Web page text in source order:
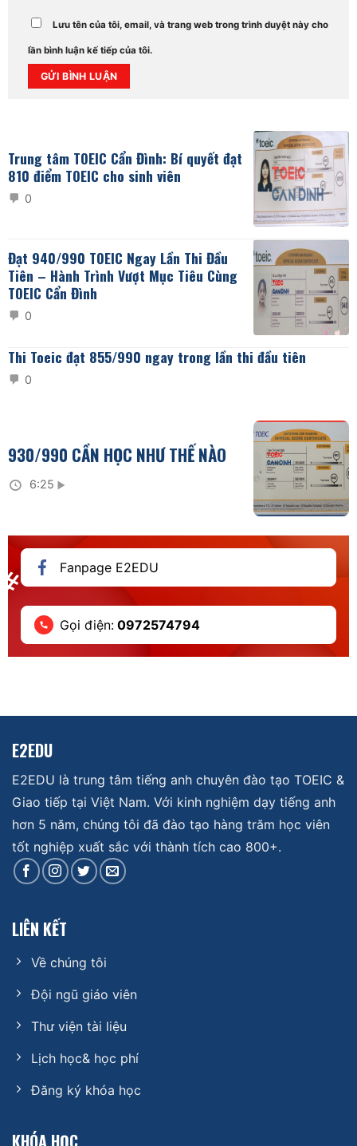
Lưu tên của tôi, email, và trang web trong trình duyệt này cho
lần bình luận kế tiếp của tôi.
Trung tâm TOEIC Cẩn Đình: Bí quyết đạt
810 điểm TOEIC cho sinh viên
0
Đạt 940/990 TOEIC Ngay Lần Thi Đầu
Tiên – Hành Trình Vượt Mục Tiêu Cùng
TOEIC Cẩn Đình
0
Thi Toeic đạt 855/990 ngay trong lần thi đầu tiên
0
930/990 CẦN HỌC NHƯ THẾ NÀO
6:25
Fanpage E2EDU
Gọi điện: 0972574794
E2EDU
E2EDU là trung tâm tiếng anh chuyên đào tạo TOEIC &
Giao tiếp tại Việt Nam. Với kinh nghiệm dạy tiếng anh
hơn 5 năm, chúng tôi đã đào tạo hàng trăm học viên
tốt nghiệp xuất sắc với thành tích cao 800+.
LIÊN KẾT
Về chúng tôi
Đội ngũ giáo viên
Thư viện tài liệu
Lịch học& học phí
Đăng ký khóa học